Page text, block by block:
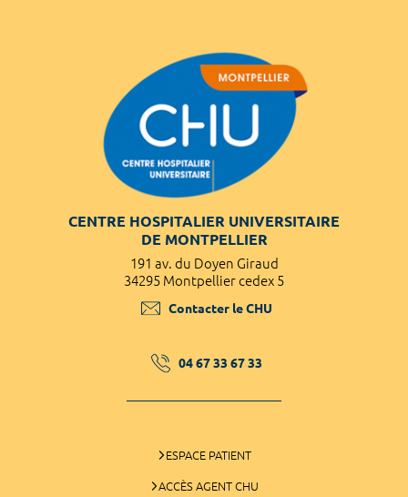
CENTRE HOSPITALIER UNIVERSITAIRE
DE MONTPELLIER
191 av. du Doyen Giraud
34295 Montpellier cedex 5
Contacter le CHU
04 67 33 67 33
ESPACE PATIENT
ACCÈS AGENT CHU